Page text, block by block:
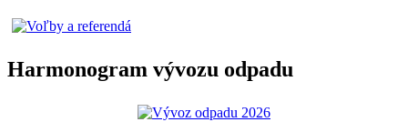
Harmonogram vývozu odpadu